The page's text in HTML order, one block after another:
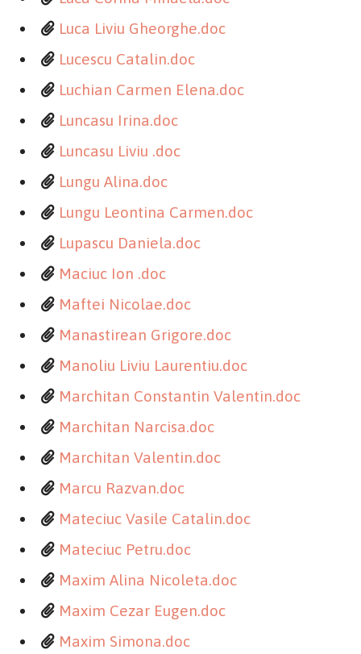
Luca Liviu Gheorghe.doc
Lucescu Catalin.doc
Luchian Carmen Elena.doc
Luncasu Irina.doc
Luncasu Liviu .doc
Lungu Alina.doc
Lungu Leontina Carmen.doc
Lupascu Daniela.doc
Maciuc Ion .doc
Maftei Nicolae.doc
Manastirean Grigore.doc
Manoliu Liviu Laurentiu.doc
Marchitan Constantin Valentin.doc
Marchitan Narcisa.doc
Marchitan Valentin.doc
Marcu Razvan.doc
Mateciuc Vasile Catalin.doc
Mateciuc Petru.doc
Maxim Alina Nicoleta.doc
Maxim Cezar Eugen.doc
Maxim Simona.doc